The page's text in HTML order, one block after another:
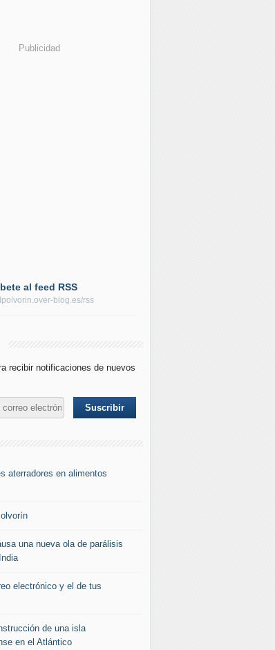
Publicidad
al feed RSS
blog.es/rss
recibir notificaciones de nuevos
aterradores en alimentos
una nueva ola de parálisis
electrónico y el de tus
de una isla
en el Atlántico